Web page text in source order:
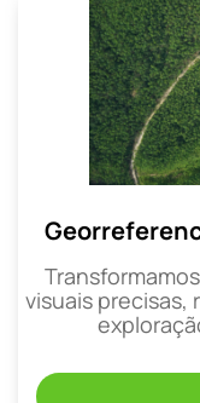
visuais precisas,